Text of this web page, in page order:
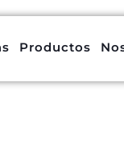
Productos